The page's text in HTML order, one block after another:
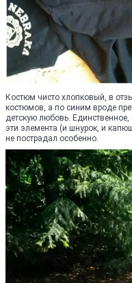
Костюм чисто хлопковый, в
костюмов, а по синим вроде
детскую любовь.
эти элемента (и шнурок, и
не пострадал особенно.